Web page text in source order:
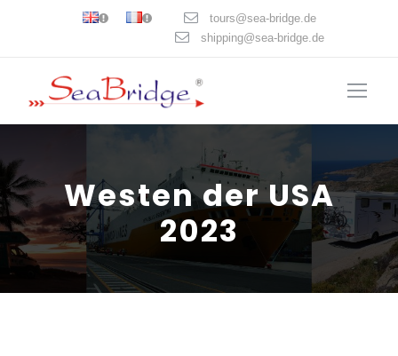
tours@sea-bridge.de
shipping@sea-bridge.de
Westen der USA
2023